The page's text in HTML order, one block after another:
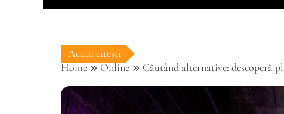
Acum citești
Home
Online Căutând alternative: descoperă